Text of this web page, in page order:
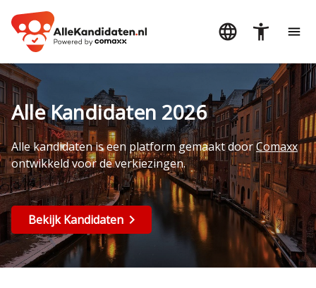
Alle Kandidaten 2026
Alle kandidaten is een platform gemaakt doorComaxx
ontwikkeld voor de verkiezingen.
Bekijk Kandidaten